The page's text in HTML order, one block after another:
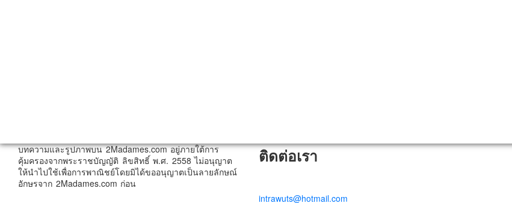
บทความและรูปภาพบน 2Madames.com อยู่ภายใต้การ
คุ้มครองจากพระราชบัญญัติ ลิขสิทธิ์ พ.ศ. 2558 ไม่อนุญาต
ให้นำไปใช้เพื่อการพาณิชย์โดยมิได้ขออนุญาตเป็นลายลักษณ์
อักษรจาก 2Madames.com ก่อน
ติดต่อเรา
intrawuts@hotmail.com